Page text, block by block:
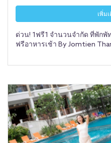
เพิ่ม
ด่วน! 1ฟรี1 จำนวนจำกัด ที่พักพั
ฟรีอาหารเช้า By Jomtien